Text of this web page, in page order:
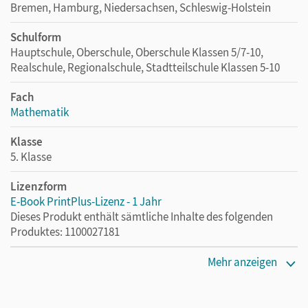
Bremen, Hamburg, Niedersachsen, Schleswig-Holstein
Schulform
Hauptschule, Oberschule, Oberschule Klassen 5/7-10,
Realschule, Regionalschule, Stadtteilschule Klassen 5-10
Fach
Mathematik
Klasse
5. Klasse
Lizenzform
E-Book PrintPlus-Lizenz - 1 Jahr
Dieses Produkt enthält sämtliche Inhalte des folgenden
Produktes: 1100027181
Mehr anzeigen